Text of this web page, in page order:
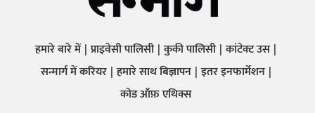
हमारे बारे में प्राइवेसी पालिसी कुकी पालिसी कांटेक्ट उस
सन्मार्ग में करियर हमारे साथ बिज्ञापन इतर इनफार्मेशन
कोड ऑफ़ एथिक्स